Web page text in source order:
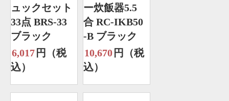
ュックセット
33点 BRS-33
ブラック
6,017 円（税
込）
ー炊飯器5.5
合 RC-IKB50
-B ブラック
10,670 円（税
込）